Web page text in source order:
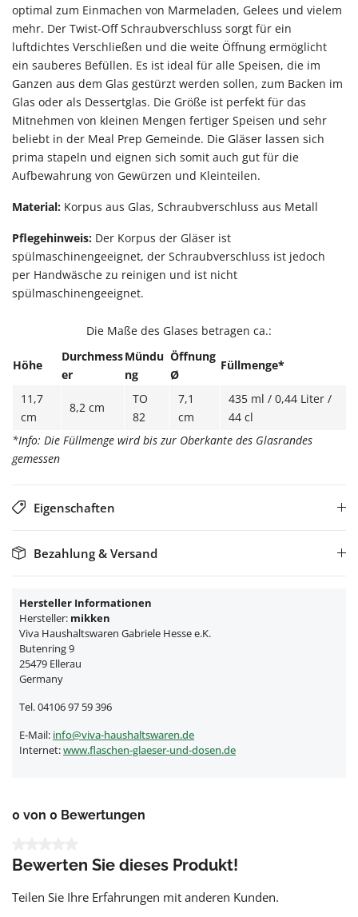
optimal zum Einmachen von Marmeladen, Gelees und vielem
mehr. Der Twist-Off Schraubverschluss sorgt für ein
luftdichtes Verschließen und die weite Öffnung ermöglicht
ein sauberes Befüllen. Es ist ideal für alle Speisen, die im
Ganzen aus dem Glas gestürzt werden sollen, zum Backen im
Glas oder als Dessertglas. Die Größe ist perfekt für das
Mitnehmen von kleinen Mengen fertiger Speisen und sehr
beliebt in der Meal Prep Gemeinde. Die Gläser lassen sich
prima stapeln und eignen sich somit auch gut für die
Aufbewahrung von Gewürzen und Kleinteilen.
Material: Korpus aus Glas, Schraubverschluss aus Metall
Pflegehinweis: Der Korpus der Gläser ist
spülmaschinengeeignet, der Schraubverschluss ist jedoch
per Handwäsche zu reinigen und ist nicht
spülmaschinengeeignet.
Die Maße des Glases betragen ca.:
Höhe
Durchmess
er
Mündu
ng
Öffnung
Ø
Füllmenge*
11,7
cm
8,2 cm
TO
82
7,1
cm
435 ml / 0,44 Liter /
44 cl
*Info: Die Füllmenge wird bis zur Oberkante des Glasrandes
gemessen
Eigenschaften
Bezahlung & Versand
Hersteller Informationen
Hersteller: mikken
Viva Haushaltswaren Gabriele Hesse e.K.
Butenring 9
25479 Ellerau
Germany
Tel. 04106 97 59 396
E-Mail: info@viva-haushaltswaren.de
Internet:www.flaschen-glaeser-und-dosen.de
0 von 0 Bewertungen
Bewerten Sie dieses Produkt!
Teilen Sie Ihre Erfahrungen mit anderen Kunden.